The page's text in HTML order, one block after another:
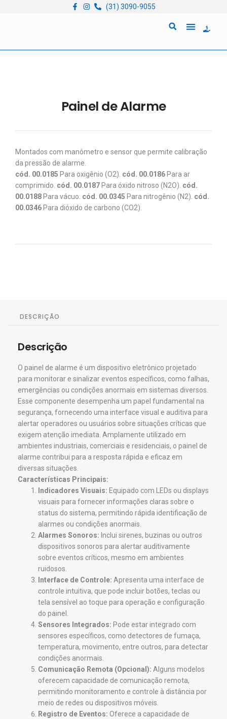
(31) 3090-9055
Painel de Alarme
Montados com manômetro e sensor que permite calibração
da pressão de alarme.
cód. 00.0185 Para oxigênio (O2). cód. 00.0186 Para ar
comprimido. cód. 00.0187 Para óxido nitroso (N2O). cód.
00.0188 Para vácuo. cód. 00.0345 Para nitrogênio (N2). cód.
00.0346 Para dióxido de carbono (CO2).
DESCRIÇÃO
Descrição
O painel de alarme é um dispositivo eletrônico projetado
para monitorar e sinalizar eventos específicos, como falhas,
emergências ou condições anormais em sistemas diversos.
Esse componente desempenha um papel fundamental na
segurança, fornecendo uma interface visual e auditiva para
alertar operadores ou usuários sobre situações críticas que
exigem atenção imediata. Amplamente utilizado em
ambientes industriais, comerciais e residenciais, o painel de
alarme contribui para a resposta rápida e eficaz em
diversas situações.
Características Principais:
Indicadores Visuais: Equipado com LEDs ou displays
visuais para fornecer informações claras sobre o
status do sistema, permitindo rápida identificação de
alarmes ou condições anormais.
Alarmes Sonoros: Inclui sirenes, buzinas ou outros
dispositivos sonoros para alertar auditivamente
sobre eventos críticos, mesmo em ambientes
ruidosos.
Interface de Controle: Apresenta uma interface de
controle intuitiva, que pode incluir botões, teclas ou
tela sensível ao toque para operação e configuração
do painel.
Sensores Integrados: Pode estar integrado com
sensores específicos, como detectores de fumaça,
temperatura, movimento, entre outros, para detectar
condições anormais.
Comunicação Remota (Opcional): Alguns modelos
oferecem capacidade de comunicação remota,
permitindo monitoramento e controle à distância por
meio de redes ou dispositivos móveis.
Registro de Eventos: Oferece a capacidade de